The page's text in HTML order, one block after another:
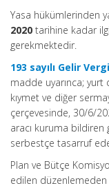
Yasa hükümlerinden
2020 tarihine kadar
gerekmektedir.
193 sayılı Gelir
madde uyarınca; yurt
kıymet ve diğer
çerçevesinde, 30/6/
aracı kuruma bildiren
serbestçe tasarruf
Plan ve Bütçe
edilen